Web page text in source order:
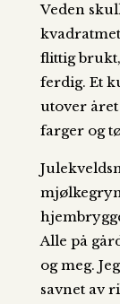
Veden
flittig
ferdig. Et
utover
farger og
Alle på
og meg.
savnet av